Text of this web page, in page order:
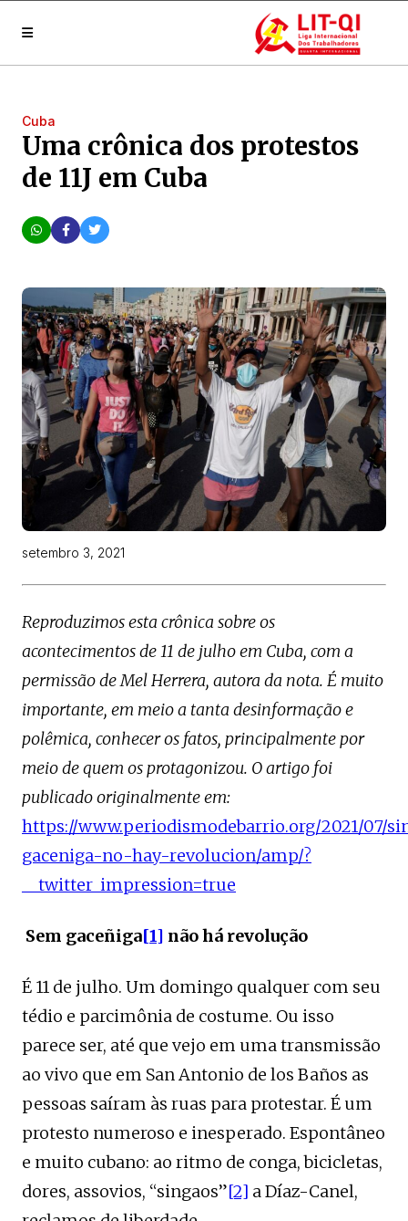
Cuba
Uma crônica dos protestos
de 11J em Cuba
setembro 3, 2021
Reproduzimos esta crônica sobre os
acontecimentos de 11 de julho em Cuba, com a
permissão de Mel Herrera, autora da nota. É muito
importante, em meio a tanta desinformação e
polêmica, conhecer os fatos, principalmente por
meio de quem os protagonizou. O artigo foi
publicado originalmente em:
https://www.periodismodebarrio.org/2021/07/
gaceniga-no-hay-revolucion/amp/?
__twitter_impression=true
Sem gaceñiga[1] não há revolução
É 11 de julho. Um domingo qualquer com seu
tédio e parcimônia de costume. Ou isso
parece ser, até que vejo em uma transmissão
ao vivo que em San Antonio de los Baños as
pessoas saíram às ruas para protestar. É um
protesto numeroso e inesperado. Espontâneo
e muito cubano: ao ritmo de conga, bicicletas,
dores, assovios, “singaos”[2] a Díaz-Canel,